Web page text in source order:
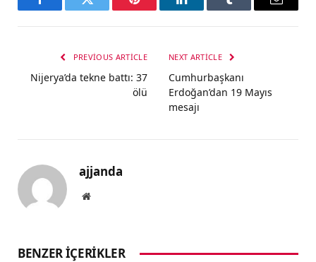
FacebookTwitter Pinterest LinkedInTumblr Email
PREVIOUS ARTICLE
Nijerya’da tekne battı: 37
ölü
NEXT ARTICLE
Cumhurbaşkanı
Erdoğan’dan 19 Mayıs
mesajı
ajjanda
Website
BENZER İÇERIKLER